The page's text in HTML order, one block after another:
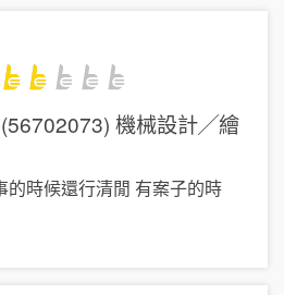
機械設計╱繪
的時候還行清閒 有案子的時